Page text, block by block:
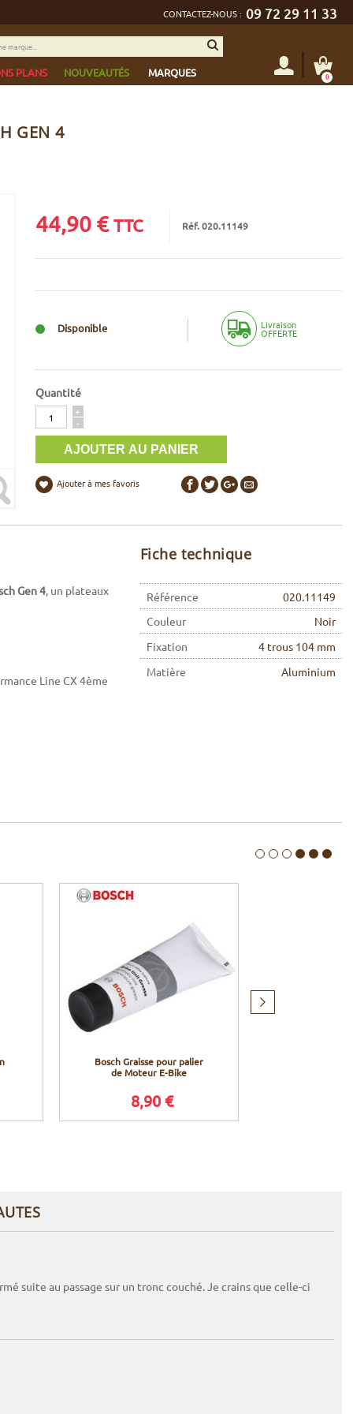
CONTACTEZ-NOUS : 09 72 29 11 33
PLANS NOUVEAUTÉS MARQUES 0
GEN 4
44,90€ TTC Réf. 020.11149
Disponible Livraison
OFFERTE
Quantité
Quantité
+
-
Ajouter à mes favoris
Gen 4, un plateaux
Line CX 4ème
Fiche technique
Référence
020.11149
Couleur
Noir
Fixation
4 trous 104 mm
Matière
Aluminium
Bosch Graisse pour palier
de Moteur E-Bike
8,90 €
suivant
suite au passage sur un tronc couché. Je crains que celle-ci